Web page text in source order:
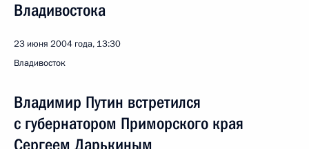
Владивостока
23 июня 2004 года, 13:30
Владивосток
Владимир Путин встретился
с губернатором Приморского края
Сергеем Дарькиным